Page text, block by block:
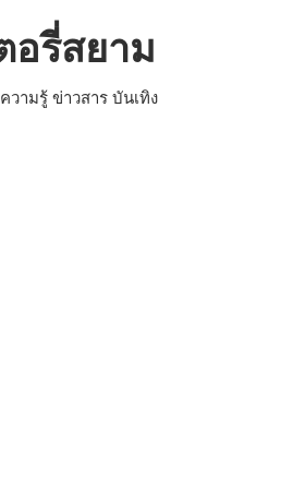
อรี่สยาม
วามรู้ ข่าวสาร บันเทิง